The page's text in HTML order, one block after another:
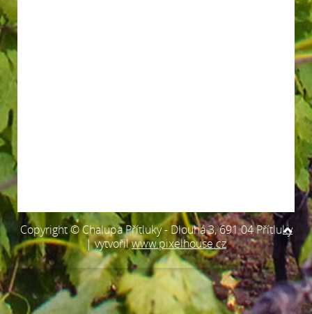
Copyright © Chalupa Přítluky - Dlouhá 3, 691 04 Přítluky
| vytvořilwww.pixelhouse.cz